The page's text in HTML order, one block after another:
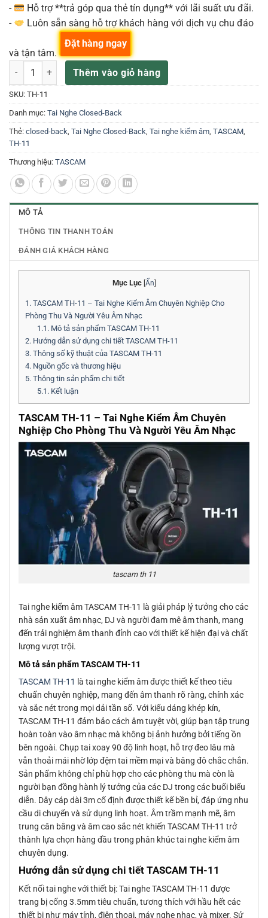
-
Hỗ trợ **trả góp qua thẻ tín dụng** với lãi suất ưu đãi.
-
Luôn sẵn sàng hỗ trợ khách hàng với dịch vụ chu đáo
và tận tâm.
TASCAM TH-11 Tai Nghe Kiểm Âm số lượng
Thêm vào giỏ hàng
Đặt hàng ngay
SKU: TH-11
Danh mục: Tai Nghe Closed-Back
Thẻ: closed-back, Tai Nghe Closed-Back, Tai nghe kiểm âm, TASCAM,
TH-11
Thương hiệu: TASCAM
MÔ TẢ
THÔNG TIN THANH TOÁN
ĐÁNH GIÁ KHÁCH HÀNG
Mục Lục [Ẩn]
1. TASCAM TH-11 – Tai Nghe Kiểm Âm Chuyên Nghiệp Cho
Phòng Thu Và Người Yêu Âm Nhạc
1.1. Mô tả sản phẩm TASCAM TH-11
2. Hướng dẫn sử dụng chi tiết TASCAM TH-11
3. Thông số kỹ thuật của TASCAM TH-11
4. Nguồn gốc và thương hiệu
5. Thông tin sản phẩm chi tiết
5.1. Kết luận
TASCAM TH-11 – Tai Nghe Kiểm Âm Chuyên
Nghiệp Cho Phòng Thu Và Người Yêu Âm Nhạc
tascam th 11
Tai nghe kiểm âm TASCAM TH-11 là giải pháp lý tưởng cho các
nhà sản xuất âm nhạc, DJ và người đam mê âm thanh, mang
đến trải nghiệm âm thanh đỉnh cao với thiết kế hiện đại và chất
lượng vượt trội.
Mô tả sản phẩm TASCAM TH-11
TASCAM TH-11 là tai nghe kiểm âm được thiết kế theo tiêu
chuẩn chuyên nghiệp, mang đến âm thanh rõ ràng, chính xác
và sắc nét trong mọi dải tần số. Với kiểu dáng khép kín,
TASCAM TH-11 đảm bảo cách âm tuyệt vời, giúp bạn tập trung
hoàn toàn vào âm nhạc mà không bị ảnh hưởng bởi tiếng ồn
bên ngoài. Chụp tai xoay 90 độ linh hoạt, hỗ trợ đeo lâu mà
vẫn thoải mái nhờ lớp đệm tai mềm mại và băng đô chắc chắn.
Sản phẩm không chỉ phù hợp cho các phòng thu mà còn là
người bạn đồng hành lý tưởng của các DJ trong các buổi biểu
diễn. Dây cáp dài 3m cố định được thiết kế bền bỉ, đáp ứng nhu
cầu di chuyển và sử dụng linh hoạt. Âm trầm mạnh mẽ, âm
trung cân bằng và âm cao sắc nét khiến TASCAM TH-11 trở
thành lựa chọn hàng đầu trong phân khúc tai nghe kiểm âm
chuyên dụng.
Hướng dẫn sử dụng chi tiết TASCAM TH-11
Kết nối tai nghe với thiết bị: Tai nghe TASCAM TH-11 được
trang bị cổng 3.5mm tiêu chuẩn, tương thích với hầu hết các
thiết bị như máy tính, điện thoại, máy nghe nhạc, và mixer. Sử